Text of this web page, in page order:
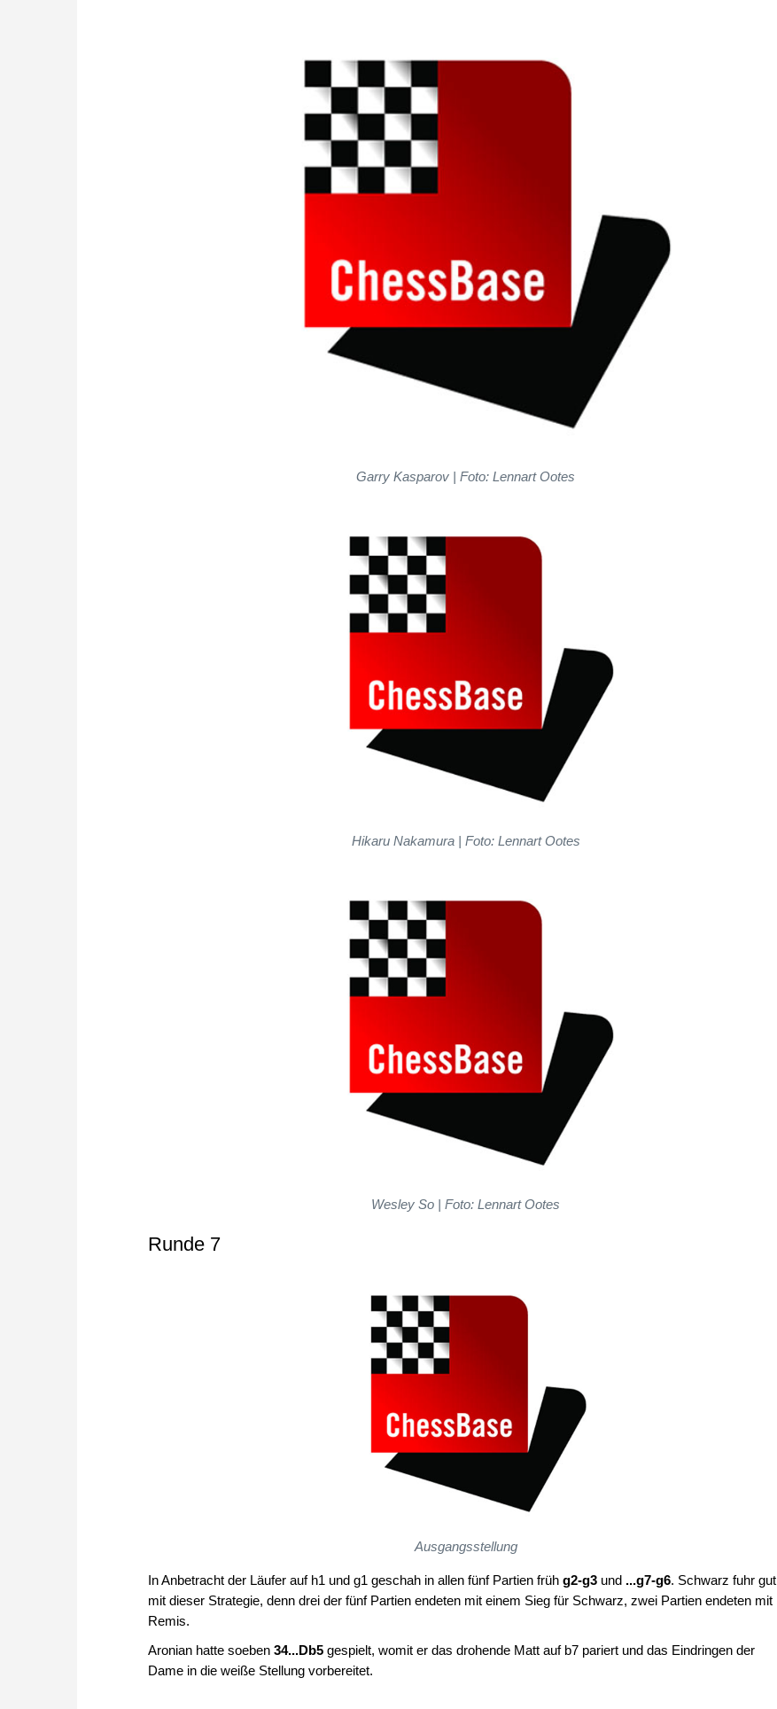
Garry Kasparov | Foto: Lennart Ootes
Hikaru Nakamura | Foto: Lennart Ootes
Wesley So | Foto: Lennart Ootes
Runde 7
Ausgangsstellung
In Anbetracht der Läufer auf h1 und g1 geschah in allen fünf Partien früh g2-g3 und ...g7-g6. Schwarz fuhr gut
mit dieser Strategie, denn drei der fünf Partien endeten mit einem Sieg für Schwarz, zwei Partien endeten mit
Remis.
Aronian hatte soeben 34...Db5 gespielt, womit er das drohende Matt auf b7 pariert und das Eindringen der
Dame in die weiße Stellung vorbereitet.